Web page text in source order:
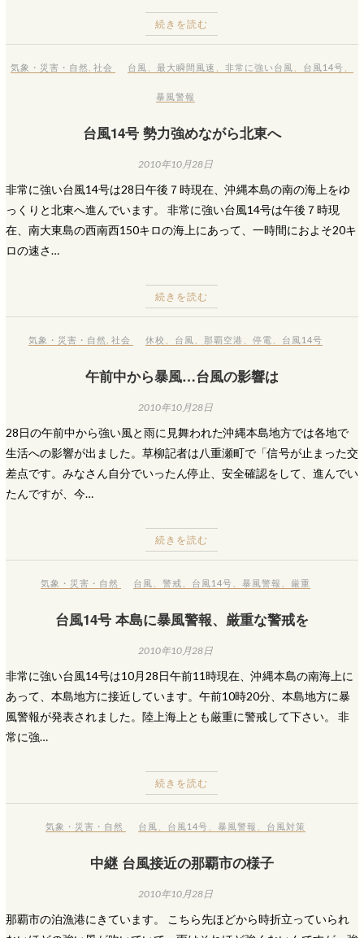
続きを読む
気象・災害・自然 社会 台風 最大瞬間風速 非常に強い台風 台風14号
暴風警報
台風14号 勢力強めながら北東へ
2010年10月28日
非常に強い台風14号は28日午後７時現在、沖縄本島の南の海上をゆ
っくりと北東へ進んでいます。 非常に強い台風14号は午後７時現
在、南大東島の西南西150キロの海上にあって、一時間におよそ20キ
ロの速さ…
続きを読む
気象・災害・自然 ,社会 休校 台風 那覇空港 、停電 台風14号
午前中から暴風…台風の影響は
2010年10月28日
28日の午前中から強い風と雨に見舞われた沖縄本島地方では各地で
生活への影響が出ました。草柳記者は八重瀬町で「信号が止まった交
差点です。みなさん自分でいったん停止、安全確認をして、進んでい
たんですが、今…
続きを読む
気象・災害・自然 台風 、警戒 台風14号 、暴風警報 厳重
台風14号 本島に暴風警報、厳重な警戒を
2010年10月28日
非常に強い台風14号は10月28日午前11時現在、沖縄本島の南海上に
あって、本島地方に接近しています。午前10時20分、本島地方に暴
風警報が発表されました。陸上海上とも厳重に警戒して下さい。 非
常に強…
続きを読む
気象・災害・自然 台風 台風14号 、暴風警報 台風対策
中継 台風接近の那覇市の様子
2010年10月28日
那覇市の泊漁港にきています。 こちら先ほどから時折立っていられ